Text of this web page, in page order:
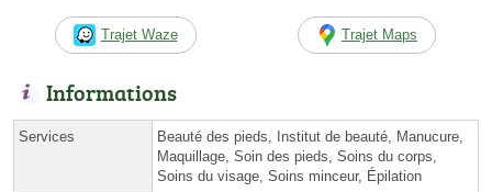
Trajet Waze Trajet Maps
Informations
Services
Beauté des pieds, Institut de beauté, Manucure,
Maquillage, Soin des pieds, Soins du corps,
Soins du visage, Soins minceur, Épilation